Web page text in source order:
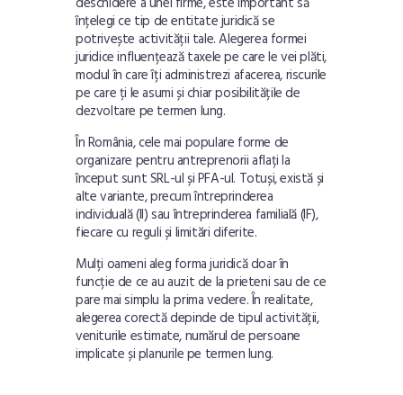
înțelegi ce tip de entitate juridică se
potrivește activității tale. Alegerea formei
juridice influențează taxele pe care le vei plăti,
modul în care îți administrezi afacerea, riscurile
pe care ți le asumi și chiar posibilitățile de
dezvoltare pe termen lung.
În România, cele mai populare forme de
organizare pentru antreprenorii aflați la
început sunt SRL-ul și PFA-ul. Totuși, există și
alte variante, precum întreprinderea
individuală (II) sau întreprinderea familială (IF),
fiecare cu reguli și limitări diferite.
Mulți oameni aleg forma juridică doar în
funcție de ce au auzit de la prieteni sau de ce
pare mai simplu la prima vedere. În realitate,
alegerea corectă depinde de tipul activității,
veniturile estimate, numărul de persoane
implicate și planurile pe termen lung.